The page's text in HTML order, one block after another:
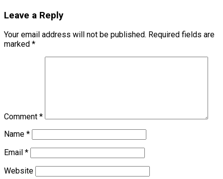
Leave a Reply
Your email address will not be published. Required fields are
marked *
Comment *
Name *
Email *
Website